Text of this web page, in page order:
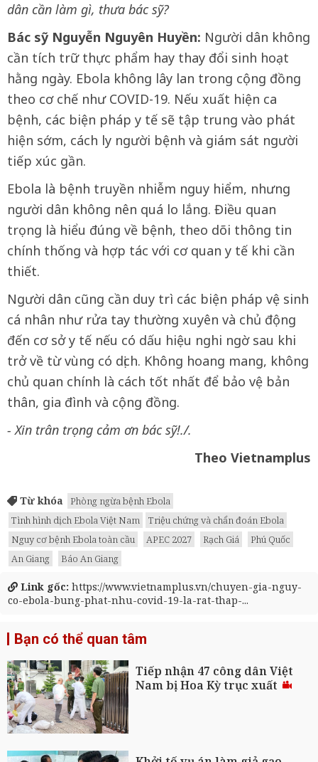
dân cần làm gì, thưa bác sỹ?
Bác sỹ Nguyễn Nguyên Huyền: Người dân không
cần tích trữ thực phẩm hay thay đổi sinh hoạt
hằng ngày. Ebola không lây lan trong cộng đồng
theo cơ chế như COVID-19. Nếu xuất hiện ca
bệnh, các biện pháp y tế sẽ tập trung vào phát
hiện sớm, cách ly người bệnh và giám sát người
tiếp xúc gần.
Ebola là bệnh truyền nhiễm nguy hiểm, nhưng
người dân không nên quá lo lắng. Điều quan
trọng là hiểu đúng về bệnh, theo dõi thông tin
chính thống và hợp tác với cơ quan y tế khi cần
thiết.
Người dân cũng cần duy trì các biện pháp vệ sinh
cá nhân như rửa tay thường xuyên và chủ động
đến cơ sở y tế nếu có dấu hiệu nghi ngờ sau khi
trở về từ vùng có dịch. Không hoang mang, không
chủ quan chính là cách tốt nhất để bảo vệ bản
thân, gia đình và cộng đồng.
- Xin trân trọng cảm ơn bác sỹ!./.
Theo Vietnamplus
Từ khóa
Phòng ngừa bệnh Ebola
Tình hình dịch Ebola Việt Nam
Triệu chứng và chẩn đoán Ebola
Nguy cơ bệnh Ebola toàn cầu
APEC 2027 Rạch Giá
Phú Quốc
An Giang
Báo An Giang
Link gốc: https://www.vietnamplus.vn/chuyen-gia-nguy-
co-ebola-bung-phat-nhu-covid-19-la-rat-thap-...
Bạn có thể quan tâm
Tiếp nhận 47 công dân Việt
Nam bị Hoa Kỳ trục xuất